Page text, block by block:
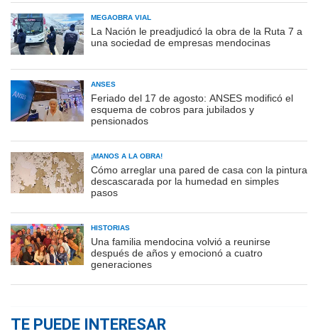
MEGAOBRA VIAL
La Nación le preadjudicó la obra de la Ruta 7 a
una sociedad de empresas mendocinas
ANSES
Feriado del 17 de agosto: ANSES modificó el
esquema de cobros para jubilados y
pensionados
¡MANOS A LA OBRA!
Cómo arreglar una pared de casa con la pintura
descascarada por la humedad en simples
pasos
HISTORIAS
Una familia mendocina volvió a reunirse
después de años y emocionó a cuatro
generaciones
TE PUEDE INTERESAR